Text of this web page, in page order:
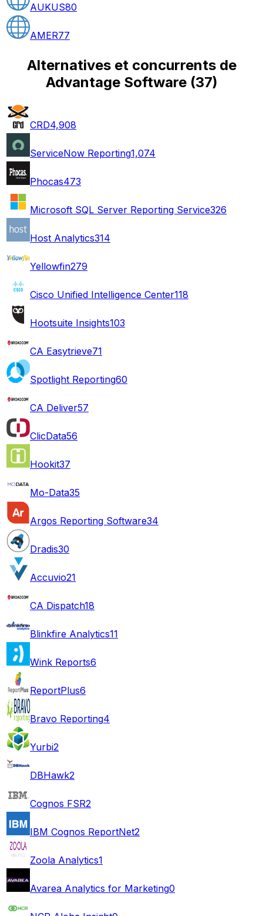
AUKUS80
AMER77
Alternatives et concurrents de
Advantage Software(37)
CRD4,908
ServiceNow Reporting1,074
Phocas473
Microsoft SQL Server Reporting Service326
Host Analytics314
Yellowfin279
Cisco Unified Intelligence Center118
Hootsuite Insights103
CA Easytrieve71
Spotlight Reporting60
CA Deliver57
ClicData56
Hookit37
Mo-Data35
Argos Reporting Software34
Dradis30
Accuvio21
CA Dispatch18
Blinkfire Analytics11
Wink Reports6
ReportPlus6
Bravo Reporting4
Yurbi2
DBHawk2
Cognos FSR2
IBM Cognos ReportNet2
Zoola Analytics1
Avarea Analytics for Marketing0